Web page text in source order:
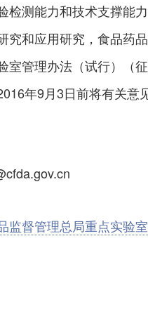
检测能力和技术支撑能
究和应用研究，食品药
室管理办法（试行）（
年9月3日前将有关意
监督管理总局重点实验